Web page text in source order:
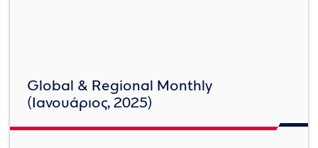
Global & Regional Monthly
(Ιανουάριος, 2025)